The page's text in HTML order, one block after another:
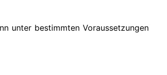
unter bestimmten Voraussetzungen